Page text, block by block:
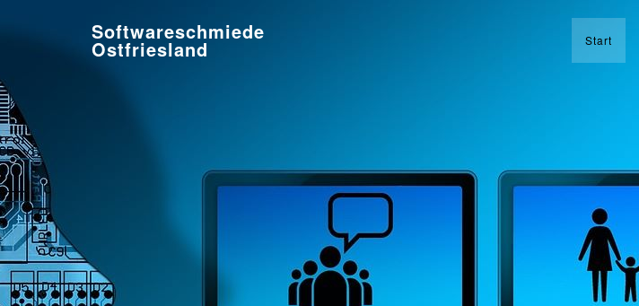
Softwareschmiede
Ostfriesland Start